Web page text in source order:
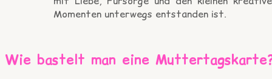
Momenten unterwegs entstanden ist.
Wie bastelt man eine